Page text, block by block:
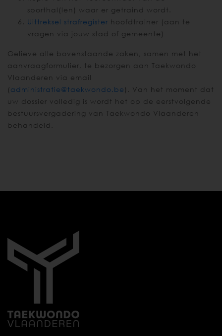
sporthal(len) waar er getraind wordt.
Uittreksel strafregister hoofdtrainer (aan te
vragen via jouw stad of gemeente)
Gelieve alle bovenstaande zaken, samen met het
aanvraagformulier, te bezorgen aan Taekwondo
Vlaanderen via email
(administratie@taekwondo.be ). Van het moment dat
uw dossier volledig is wordt het op de eerstvolgende
bestuursvergadering van Taekwondo Vlaanderen
behandeld.